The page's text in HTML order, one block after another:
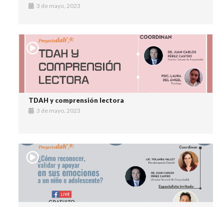
3 de mayo, 2023
TDAH y comprensión lectora
3 de mayo, 2023